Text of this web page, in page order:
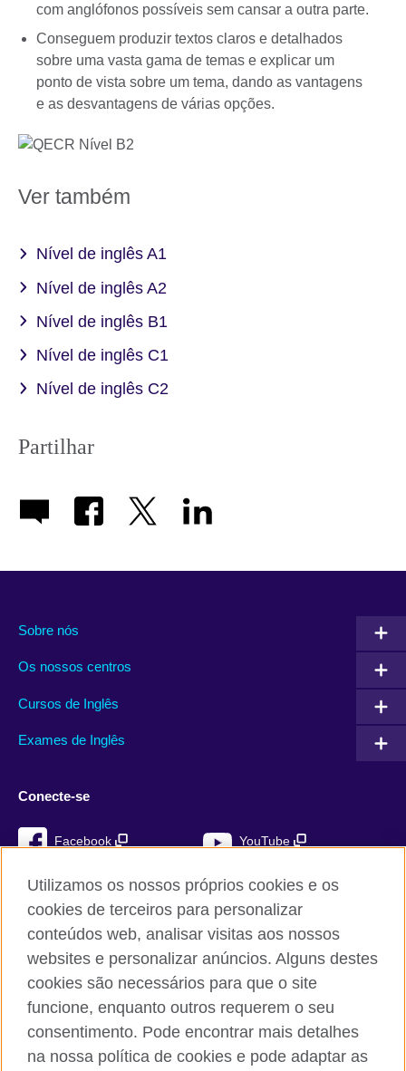
com anglófonos possíveis sem cansar a outra parte.
Conseguem produzir textos claros e detalhados
sobre uma vasta gama de temas e explicar um
ponto de vista sobre um tema, dando as vantagens
e as desvantagens de várias opções.
Ver também
Nível de inglês A1
Nível de inglês A2
Nível de inglês B1
Nível de inglês C1
Nível de inglês C2
Partilhar
Sobre nós
Os nossos centros
Cursos de Inglês
Exames de Inglês
Conecte-se
Facebook YouTube
Instagram TikTok
British Council global
Mapa do sítio
Utilizamos os nossos próprios cookies e os
cookies de terceiros para personalizar
conteúdos web, analisar visitas aos nossos
websites e personalizar anúncios. Alguns destes
cookies são necessários para que o site
funcione, enquanto outros requerem o seu
consentimento. Pode encontrar mais detalhes
na nossa política de cookies e pode adaptar as